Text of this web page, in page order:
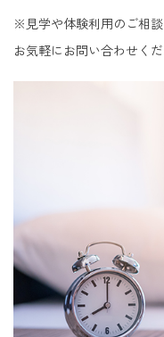
※見学や体験利用のご相
お気軽にお問い合わせくだ